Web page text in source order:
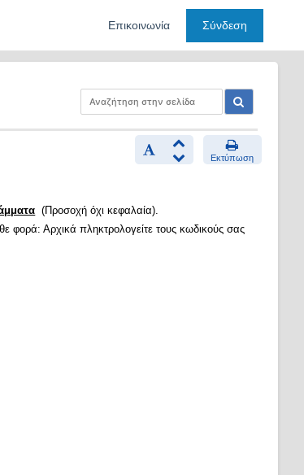
Επικοινωνία Σύνδεση
Εκτύπωση
(Προσοχή όχι κεφαλαία).
φορά: Αρχικά πληκτρολογείτε τους κωδικούς σας